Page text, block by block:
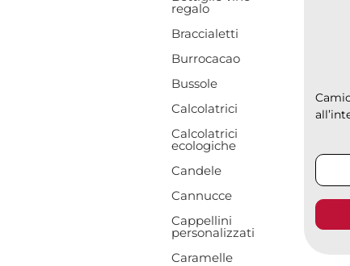
regalo
Braccialetti
Burrocacao
Bussole
Calcolatrici
Calcolatrici
ecologiche
Candele
Cannucce
Cappellini
personalizzati
Caramelle